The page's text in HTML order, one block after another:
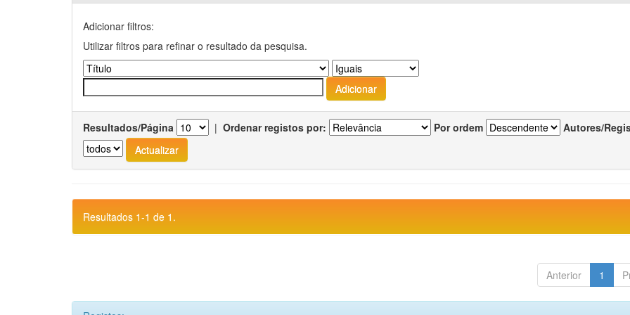
Adicionar filtros:
Utilizar filtros para refinar o resultado da pesquisa.
Resultados/Página | Ordenar registos por: Por ordem Autores/
Resultados 1-1 de 1.
Anterior 1